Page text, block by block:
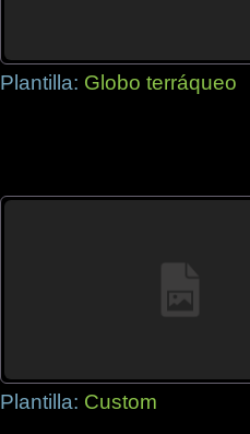
Plantilla: Globo terráqueo
Plantilla: Custom